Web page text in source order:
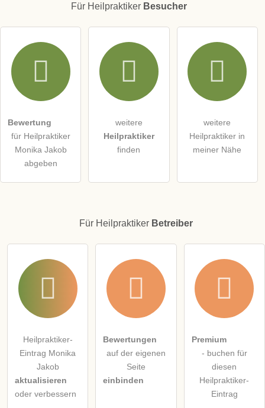
E-Mail-Adresse (wird nicht veröffentlicht)
Hiermit akzeptiere ich die .
öffentliche Frage stellen Abbrechen
Hinweis:
Für Heilpraktiker Besucher
Bewertung
für Heilpraktiker
Monika Jakob
abgeben
weitere
Heilpraktiker
finden
weitere
Heilpraktiker in
meiner Nähe
Für Heilpraktiker Betreiber
Heilpraktiker-
Eintrag Monika
Jakob
aktualisieren
oder verbessern
Bewertungen
auf der eigenen
Seite
einbinden
Premium
- buchen für
diesen
Heilpraktiker-
Eintrag